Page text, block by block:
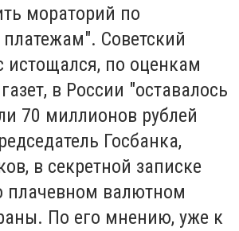
мораторий по
Советский
истощался, по оценкам
в России "оставалось
70 миллионов рублей
Госбанка,
в секретной записке
плачевном валютном
По его мнению, уже к